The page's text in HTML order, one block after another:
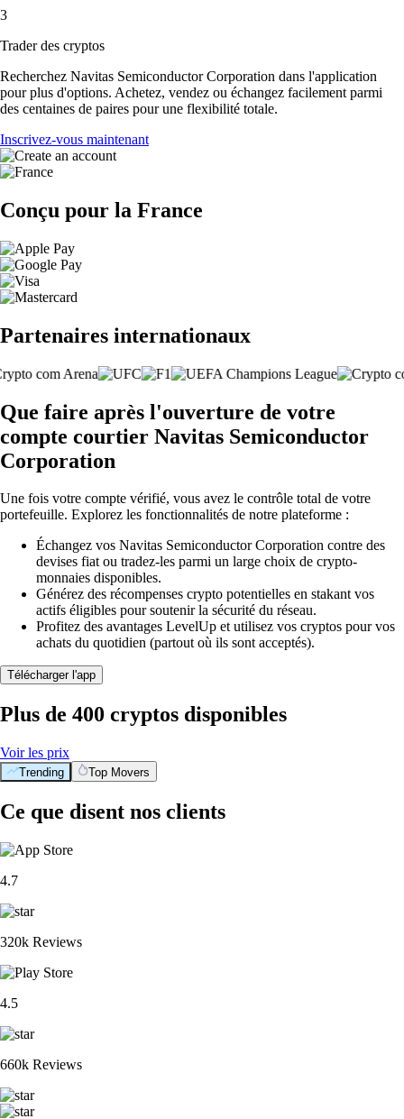
3
Trader des cryptos
Recherchez Navitas Semiconductor Corporation dans l'application
pour plus d'options. Achetez, vendez ou échangez facilement parmi
des centaines de paires pour une flexibilité totale.
Inscrivez-vous maintenant
Conçu pour la France
Partenaires internationaux
Que faire après l'ouverture de votre
compte courtier Navitas Semiconductor
Corporation
Une fois votre compte vérifié, vous avez le contrôle total de votre
portefeuille. Explorez les fonctionnalités de notre plateforme :
Échangez vos Navitas Semiconductor Corporation contre des
devises fiat ou tradez-les parmi un large choix de crypto-
monnaies disponibles.
Générez des récompenses crypto potentielles en stakant vos
actifs éligibles pour soutenir la sécurité du réseau.
Profitez des avantages LevelUp et utilisez vos cryptos pour vos
achats du quotidien (partout où ils sont acceptés).
Télécharger l'app
Plus de 400 cryptos disponibles
Voir les prix
Trending Top Movers
Ce que disent nos clients
4.7
320k Reviews
4.5
660k Reviews